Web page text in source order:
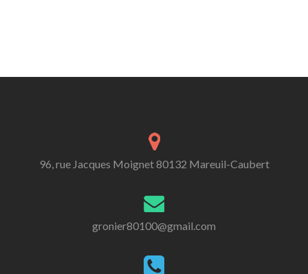
96, rue Jacques Moignet 80132 Mareuil-Caubert
gronier80100@gmail.com